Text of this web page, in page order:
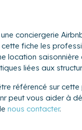
conciergerie
fiche les
location saisonnière
liées aux
référencé sur
peut vous aider à
nous contacter.